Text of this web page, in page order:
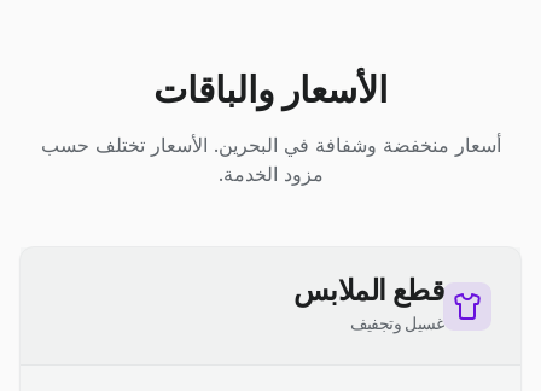
الأسعار والباقات
أسعار منخفضة وشفافة في البحرين. الأسعار تختلف حسب
مزود الخدمة.
قطع الملابس
غسيل وتجفيف